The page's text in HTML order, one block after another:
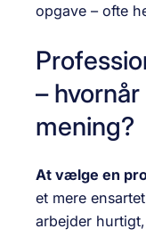
opgave – ofte
–
mening?
At vælge en
et mere
arbejder